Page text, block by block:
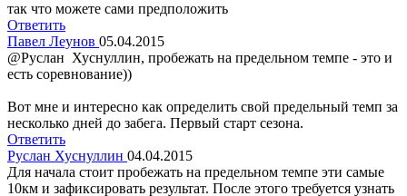
так что можете сами предположить
Ответить
Павел Леунов 05.04.2015
@Руслан Хуснуллин, пробежать на предельном темпе - это и
есть соревнование))
Вот мне и интересно как определить свой предельный темп за
несколько дней до забега. Первый старт сезона.
Ответить
Руслан Хуснуллин 04.04.2015
Для начала стоит пробежать на предельном темпе эти самые
10км и зафиксировать результат. После этого требуется узнать